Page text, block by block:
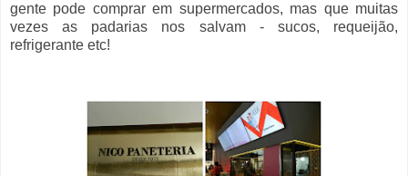
gente pode comprar em supermercados, mas que muitas
vezes as padarias nos salvam - sucos, requeijão,
refrigerante etc!